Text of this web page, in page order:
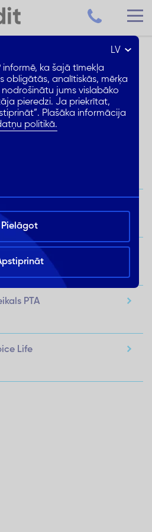
S. Sv. - 10:00 - 21:00
Meklēt tuvāko
AKROPOLE
nams
PTA
Life
LV
informē, ka šajā tīmekļa
obligātās, analītiskās, mērķa
jums vislabāko
pieredzi. Ja priekrītat,
Plašāka informācija
politikā.
Pielāgot